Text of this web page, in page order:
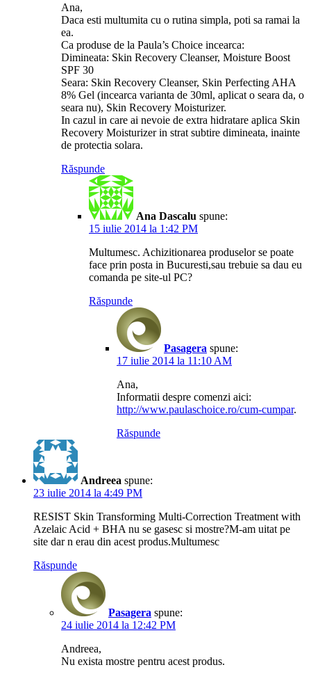
Ana,
Daca esti multumita cu o rutina simpla, poti sa ramai la
ea.
Ca produse de la Paula’s Choice incearca:
Dimineata: Skin Recovery Cleanser, Moisture Boost
SPF 30
Seara: Skin Recovery Cleanser, Skin Perfecting AHA
8% Gel (incearca varianta de 30ml, aplicat o seara da, o
seara nu), Skin Recovery Moisturizer.
In cazul in care ai nevoie de extra hidratare aplica Skin
Recovery Moisturizer in strat subtire dimineata, inainte
de protectia solara.
Răspunde
Ana Dascalu spune:
15 iulie 2014 la 1:42 PM
Multumesc. Achizitionarea produselor se poate
face prin posta in Bucuresti,sau trebuie sa dau eu
comanda pe site-ul PC?
Răspunde
Pasagera spune:
17 iulie 2014 la 11:10 AM
Ana,
Informatii despre comenzi aici:
http://www.paulaschoice.ro/cum-cumpar.
Răspunde
Andreea spune:
23 iulie 2014 la 4:49 PM
RESIST Skin Transforming Multi-Correction Treatment with
Azelaic Acid + BHA nu se gasesc si mostre?M-am uitat pe
site dar n erau din acest produs.Multumesc
Răspunde
Pasagera spune:
24 iulie 2014 la 12:42 PM
Andreea,
Nu exista mostre pentru acest produs.